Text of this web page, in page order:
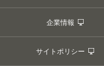
企業情報
サイトポリシー